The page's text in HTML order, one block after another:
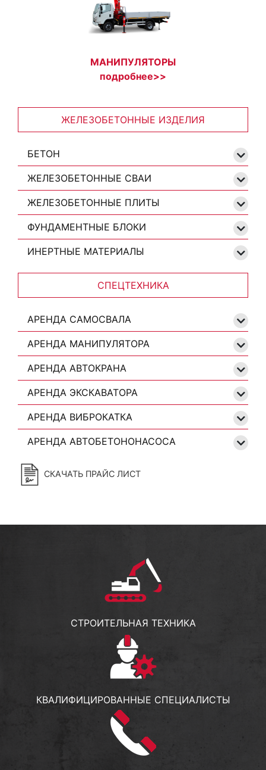
ЖЕЛЕЗОБЕТОННЫЕ ИЗДЕЛИЯ
БЕТОН
ЖЕЛЕЗОБЕТОННЫЕ СВАИ
ЖЕЛЕЗОБЕТОННЫЕ ПЛИТЫ
ФУНДАМЕНТНЫЕ БЛОКИ
ИНЕРТНЫЕ МАТЕРИАЛЫ
СПЕЦТЕХНИКА
АРЕНДА САМОСВАЛА
АРЕНДА МАНИПУЛЯТОРА
АРЕНДА АВТОКРАНА
АРЕНДА ЭКСКАВАТОРА
АРЕНДА ВИБРОКАТКА
АРЕНДА АВТОБЕТОНОНАСОСА
СКАЧАТЬ ПРАЙС ЛИСТ
МАНИПУЛЯТОРЫ
подробнее>>
СТРОИТЕЛЬНАЯ ТЕХНИКА
КВАЛИФИЦИРОВАННЫЕ СПЕЦИАЛИСТЫ